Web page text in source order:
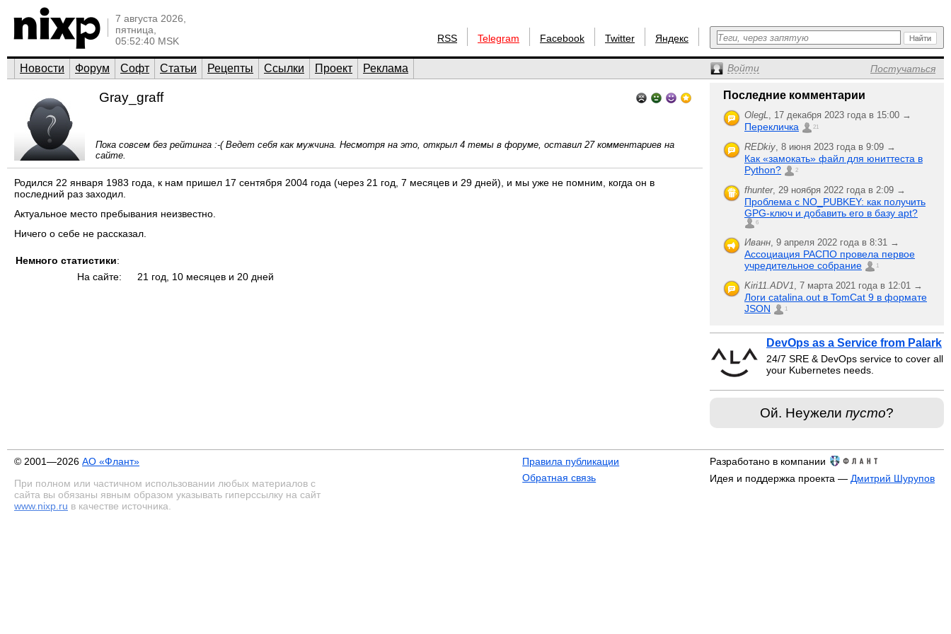
7 августа 2026,
пятница,
05:52:40 MSK
RSS Telegram Facebook Twitter Яндекс
Новости Форум Софт Статьи Рецепты Ссылки Проект Реклама Войти Постучаться
Gray_graff
Пока совсем без рейтинга :-( Ведет себя как мужчина. Несмотря на это, открыл 4 темы в форуме, оставил 27 комментариев на
сайте.
Родился 22 января 1983 года, к нам пришел 17 сентября 2004 года (через 21 год, 7 месяцев и 29 дней), и мы уже не помним, когда он в
последний раз заходил.
Актуальное место пребывания неизвестно.
Ничего о себе не рассказал.
Немного статистики:
На сайте:
21 год, 10 месяцев и 20 дней
Последние комментарии
OlegL, 17 декабря 2023 года в 15:00 →
Перекличка 21
REDkiy, 8 июня 2023 года в 9:09 →
Как «замокать» файл для юниттеста в
Python?
2
fhunter, 29 ноября 2022 года в 2:09 →
Проблема с NO_PUBKEY: как получить
GPG-ключ и добавить его в базу apt?
6
Иванн, 9 апреля 2022 года в 8:31 →
Ассоциация РАСПО провела первое
учредительное собрание
1
Kiri11.ADV1, 7 марта 2021 года в 12:01 →
Логи catalina.out в TomCat 9 в формате
JSON
1
DevOps as a Service from Palark
24/7 SRE & DevOps service to cover all
your Kubernetes needs.
Ой. Неужели пусто?
© 2001—2026 АО «Флант»
При полном или частичном использовании любых материалов с
сайта вы обязаны явным образом указывать гиперссылку на сайт
www.nixp.ru в качестве источника.
Правила публикации
Обратная связь
Разработано в компании
Идея и поддержка проекта — Дмитрий Шурупов